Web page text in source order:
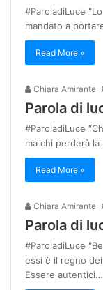
#ParoladiLuce
mandato a
Read More »
Chiara Amirante
Parola di
#ParoladiLuce
ma chi perderà
Read More »
Chiara Amirante
Parola di
#ParoladiLuce
essi è il regno
Essere autentici…